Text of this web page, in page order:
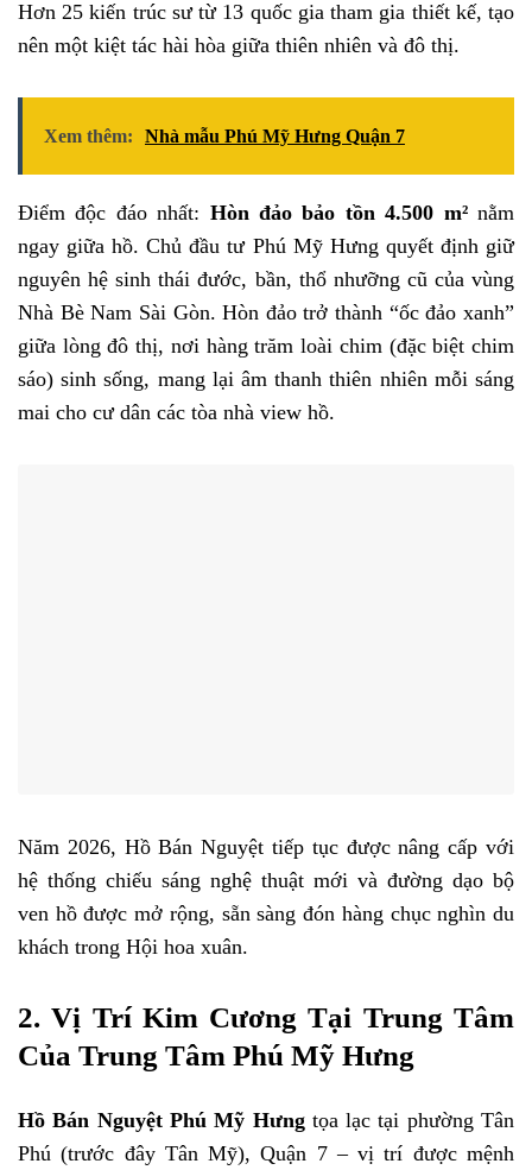
Hơn 25 kiến trúc sư từ 13 quốc gia tham gia thiết kế, tạo
nên một kiệt tác hài hòa giữa thiên nhiên và đô thị.
Xem thêm: Nhà mẫu Phú Mỹ Hưng Quận 7
Điểm độc đáo nhất: Hòn đảo bảo tồn 4.500 m²nằm
ngay giữa hồ. Chủ đầu tư Phú Mỹ Hưng quyết định giữ
nguyên hệ sinh thái đước, bần, thổ nhưỡng cũ của vùng
Nhà Bè Nam Sài Gòn. Hòn đảo trở thành “ốc đảo xanh”
giữa lòng đô thị, nơi hàng trăm loài chim (đặc biệt chim
sáo) sinh sống, mang lại âm thanh thiên nhiên mỗi sáng
mai cho cư dân các tòa nhà view hồ.
Năm 2026, Hồ Bán Nguyệt tiếp tục được nâng cấp với
hệ thống chiếu sáng nghệ thuật mới và đường dạo bộ
ven hồ được mở rộng, sẵn sàng đón hàng chục nghìn du
khách trong Hội hoa xuân.
2. Vị Trí Kim Cương Tại Trung Tâm
Của Trung Tâm Phú Mỹ Hưng
Hồ Bán Nguyệt Phú Mỹ Hưngtọa lạc tại phường Tân
Phú (trước đây Tân Mỹ), Quận 7 – vị trí được mệnh